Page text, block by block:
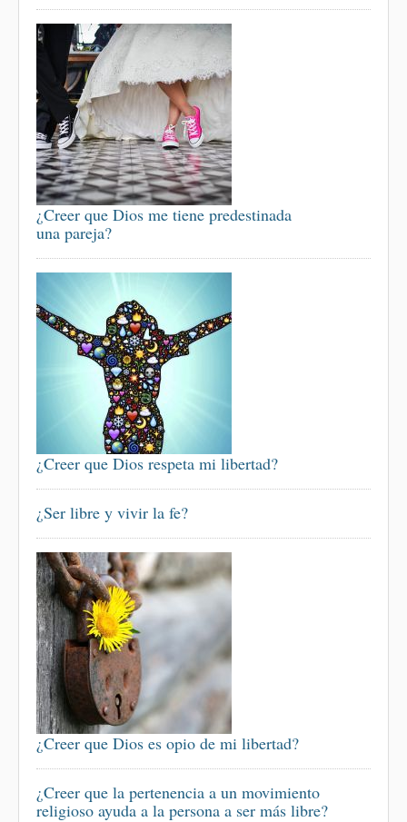
¿Creer que Dios me tiene predestinada
una pareja?
¿Creer que Dios respeta mi libertad?
¿Ser libre y vivir la fe?
¿Creer que Dios es opio de mi libertad?
¿Creer que la pertenencia a un movimiento
religioso ayuda a la persona a ser más libre?